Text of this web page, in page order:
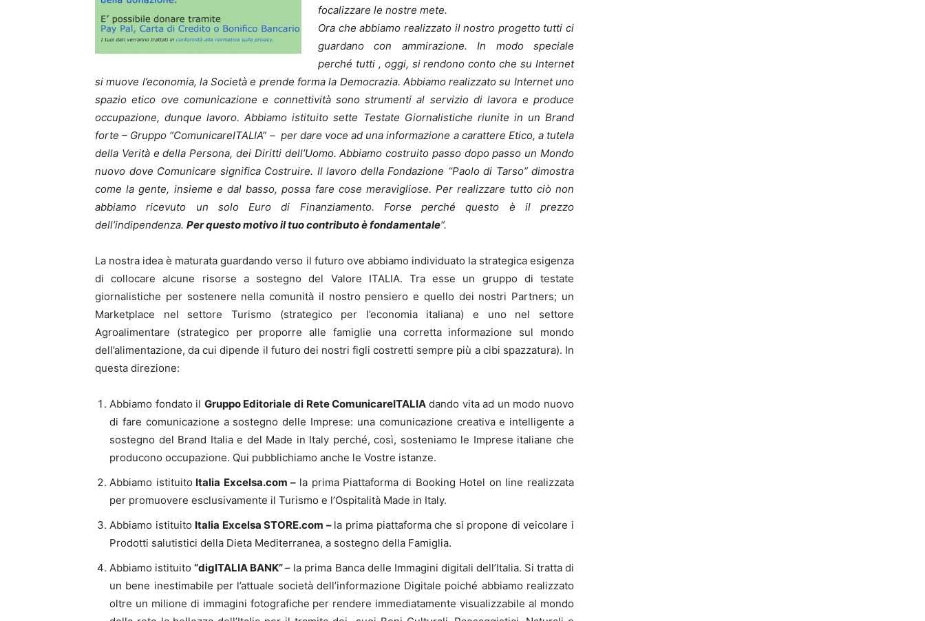
focalizzare le nostre mete.
Ora che abbiamo realizzato il nostro progetto tutti ci
guardano con ammirazione. In modo speciale
perché tutti , oggi, si rendono conto che su Internet
si muove l’economia, la Società e prende forma la Democrazia. Abbiamo realizzato su Internet uno
spazio etico ove comunicazione e connettività sono strumenti al servizio di lavora e produce
occupazione, dunque lavoro. Abbiamo istituito sette Testate Giornalistiche riunite in un Brand
forte – Gruppo “ComunicareITALIA” – per dare voce ad una informazione a carattere Etico, a tutela
della Verità e della Persona, dei Diritti dell’Uomo. Abbiamo costruito passo dopo passo un Mondo
nuovo dove Comunicare significa Costruire. Il lavoro della Fondazione “Paolo di Tarso” dimostra
come la gente, insieme e dal basso, possa fare cose meravigliose. Per realizzare tutto ciò non
abbiamo ricevuto un solo Euro di Finanziamento. Forse perché questo è il prezzo
dell’indipendenza. Per questo motivo il tuo contributo è fondamentale“.
La nostra idea è maturata guardando verso il futuro ove abbiamo individuato la strategica esigenza
di collocare alcune risorse a sostegno del Valore ITALIA. Tra esse un gruppo di testate
giornalistiche per sostenere nella comunità il nostro pensiero e quello dei nostri Partners; un
Marketplace nel settore Turismo (strategico per l’economia italiana) e uno nel settore
Agroalimentare (strategico per proporre alle famiglie una corretta informazione sul mondo
dell’alimentazione, da cui dipende il futuro dei nostri figli costretti sempre più a cibi spazzatura). In
questa direzione:
Abbiamo fondato il Gruppo Editoriale di Rete ComunicareITALIA dando vita ad un modo nuovo
di fare comunicazione a sostegno delle Imprese: una comunicazione creativa e intelligente a
sostegno del Brand Italia e del Made in Italy perché, così, sosteniamo le Imprese italiane che
producono occupazione. Qui pubblichiamo anche le Vostre istanze.
Abbiamo istituito Italia Excelsa.com – la prima Piattaforma di Booking Hotel on line realizzata
per promuovere esclusivamente il Turismo e l’Ospitalità Made in Italy.
Abbiamo istituito Italia Excelsa STORE.com – la prima piattaforma che si propone di veicolare i
Prodotti salutistici della Dieta Mediterranea, a sostegno della Famiglia.
Abbiamo istituito“digITALIA BANK”– la prima Banca delle Immagini digitali dell’Italia. Si tratta di
un bene inestimabile per l’attuale società dell’informazione Digitale poiché abbiamo realizzato
oltre un milione di immagini fotografiche per rendere immediatamente visualizzabile al mondo